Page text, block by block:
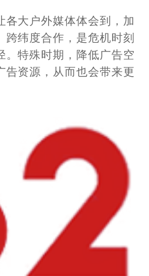
各大户外媒体体会到，加
跨纬度合作，是危机时刻
。特殊时期，降低广告空
告资源，从而也会带来更